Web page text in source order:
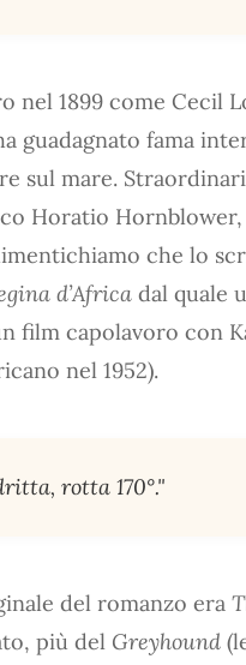
nel 1899 come Cecil
guadagnato fama
sul mare.
Horatio
che lo
d’Africa dal quale
film capolavoro con
nel 1952).
rotta 170°."
del romanzo era
più del Greyhound